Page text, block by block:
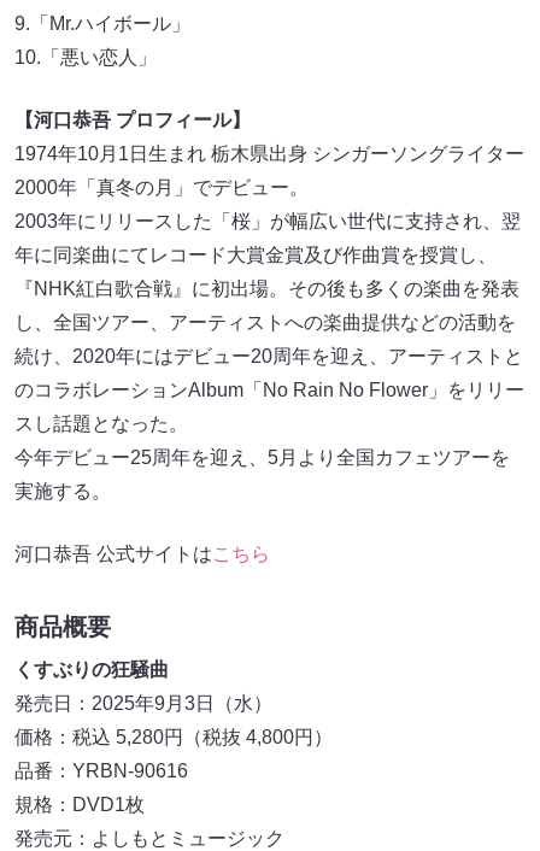
9.「Mr.ハイボール」
10.「悪い恋人」
【河口恭吾 プロフィール】
1974年10月1日生まれ 栃木県出身 シンガーソングライター
2000年「真冬の月」でデビュー。
2003年にリリースした「桜」が幅広い世代に支持され、翌
年に同楽曲にてレコード大賞金賞及び作曲賞を授賞し、
『NHK紅白歌合戦』に初出場。その後も多くの楽曲を発表
し、全国ツアー、アーティストへの楽曲提供などの活動を
続け、2020年にはデビュー20周年を迎え、アーティストと
のコラボレーションAlbum「No Rain No Flower」をリリー
スし話題となった。
今年デビュー25周年を迎え、5月より全国カフェツアーを
実施する。
河口恭吾 公式サイトはこちら
商品概要
くすぶりの狂騒曲
発売日：2025年9月3日（水）
価格：税込 5,280円（税抜 4,800円）
品番：YRBN-90616
規格：DVD1枚
発売元：よしもとミュージック